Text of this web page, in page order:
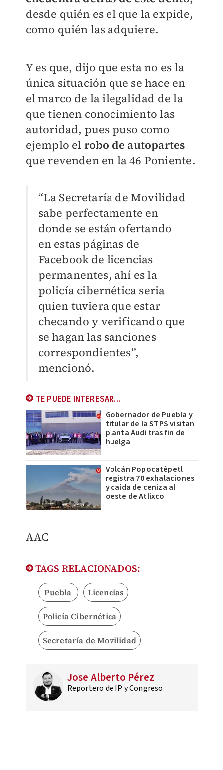
desde quién es el que la expide,
como quién las adquiere.
Y es que, dijo que esta no es la
única situación que se hace en
el marco de la ilegalidad de la
que tienen conocimiento las
autoridad, pues puso como
ejemplo el robo de autopartes
que revenden en la 46 Poniente.
“La Secretaría de Movilidad
sabe perfectamente en
donde se están ofertando
en estas páginas de
Facebook de licencias
permanentes, ahí es la
policía cibernética seria
quien tuviera que estar
checando y verificando que
se hagan las sanciones
correspondientes”,
mencionó.
TE PUEDE INTERESAR...
Gobernador de Puebla y
titular de la STPS visitan
planta Audi tras fin de
huelga
Volcán Popocatépetl
registra 70 exhalaciones
y caída de ceniza al
oeste de Atlixco
AAC
TAGS RELACIONADOS:
Puebla Licencias
Policía Cibernética
Secretaría de Movilidad
Jose Alberto Pérez
Reportero de IP y Congreso